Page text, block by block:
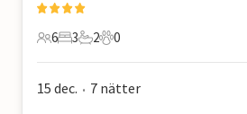
6 Gäster
6
3 Sovrum
3
2 Badrum
2
0 Husdjur
0
15 dec. • 7 nätter